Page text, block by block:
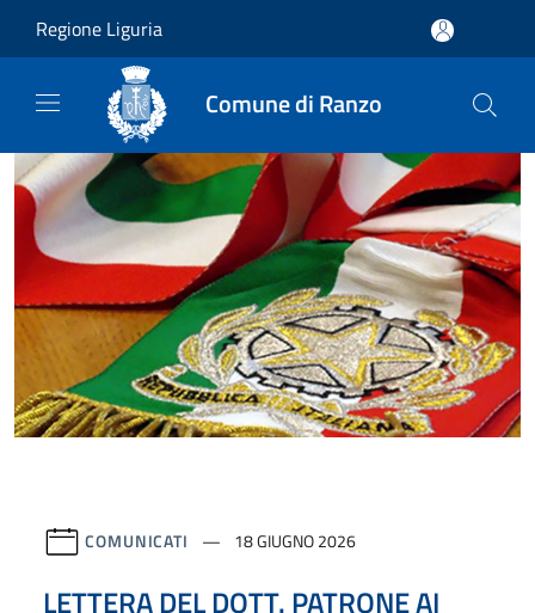
Regione Liguria
Comune di Ranzo
COMUNICATI 18 GIUGNO 2026
LETTERA DEL DOTT. PATRONE AI